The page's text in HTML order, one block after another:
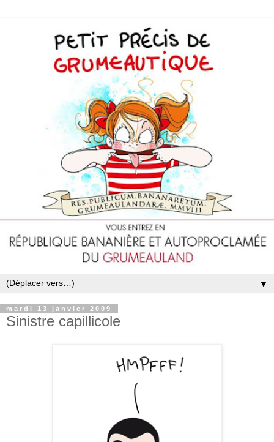
▼
mardi 13 janvier 2009
Sinistre capillicole